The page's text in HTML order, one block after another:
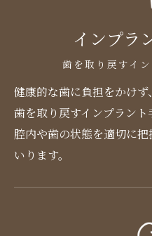
インプラ
歯を取り戻すイ
健康的な歯に負担をかけ
歯を取り戻すインプラン
腔内や歯の状態を適切に
いります。